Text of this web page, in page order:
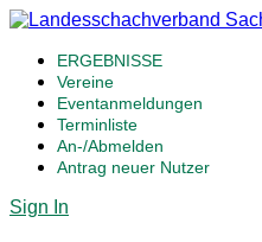
ERGEBNISSE
Vereine
Eventanmeldungen
Terminliste
An-/Abmelden
Antrag neuer Nutzer
Sign In